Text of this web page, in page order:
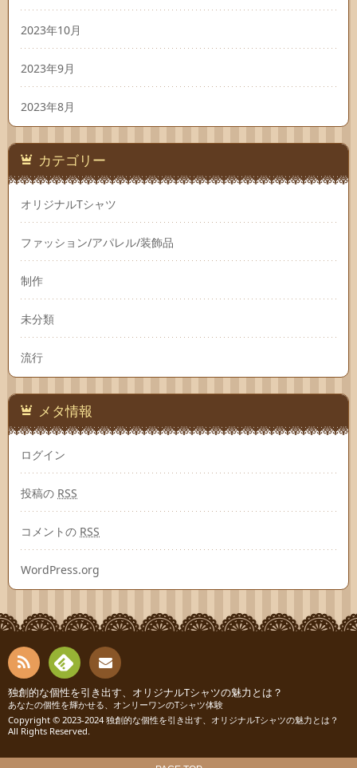
2023年10月
2023年9月
2023年8月
カテゴリー
オリジナルTシャツ
ファッション/アパレル/装飾品
制作
未分類
流行
メタ情報
ログイン
投稿の RSS
コメントの RSS
WordPress.org
RSS
Fee
dly
お問
い合
わせ
独創的な個性を引き出す、オリジナルTシャツの魅力とは？
あなたの個性を輝かせる、オンリーワンのTシャツ体験
Copyright © 2023-2024独創的な個性を引き出す、オリジナルTシャツの魅力とは？
All Rights Reserved.